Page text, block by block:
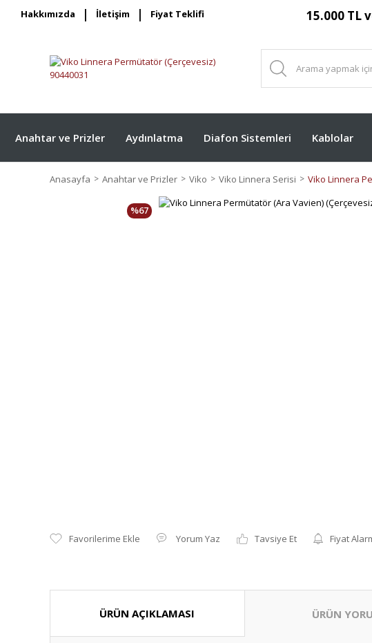
Hakkımızda İletişim Fiyat Teklifi 15.000 TL
Anahtar ve Prizler Aydınlatma Diafon Sistemleri Kablolar
Anasayfa Anahtar ve Prizler Viko Viko Linnera Serisi Viko Linnera
%67
Yorum Yaz Tavsiye Et Fiyat
ÜRÜN AÇIKLAMASI ÜRÜN